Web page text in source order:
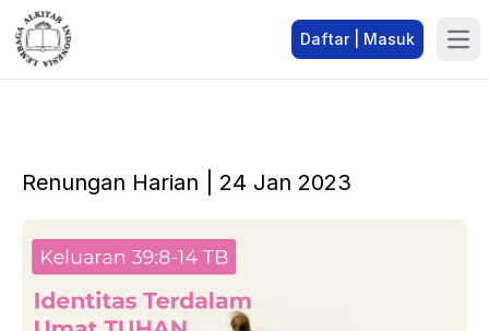
Daftar | Masuk
Renungan Harian | 24 Jan 2023